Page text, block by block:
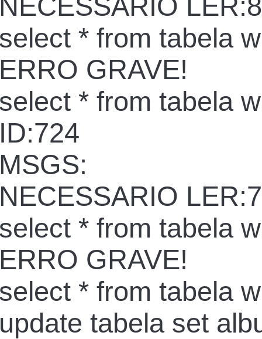
* from tabela
GRAVE!
* from tabela
* from tabela
GRAVE!
* from tabela
tabela set